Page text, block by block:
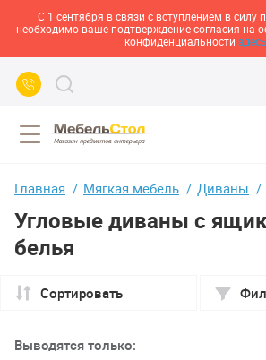
С 1 сентября в связи с вступлением в силу
необходимо ваше подтверждение согласия на
конфиденциальности
Главная Мягкая мебель Диваны
Угловые диваны с
белья
Сортировать
Выводятся только: